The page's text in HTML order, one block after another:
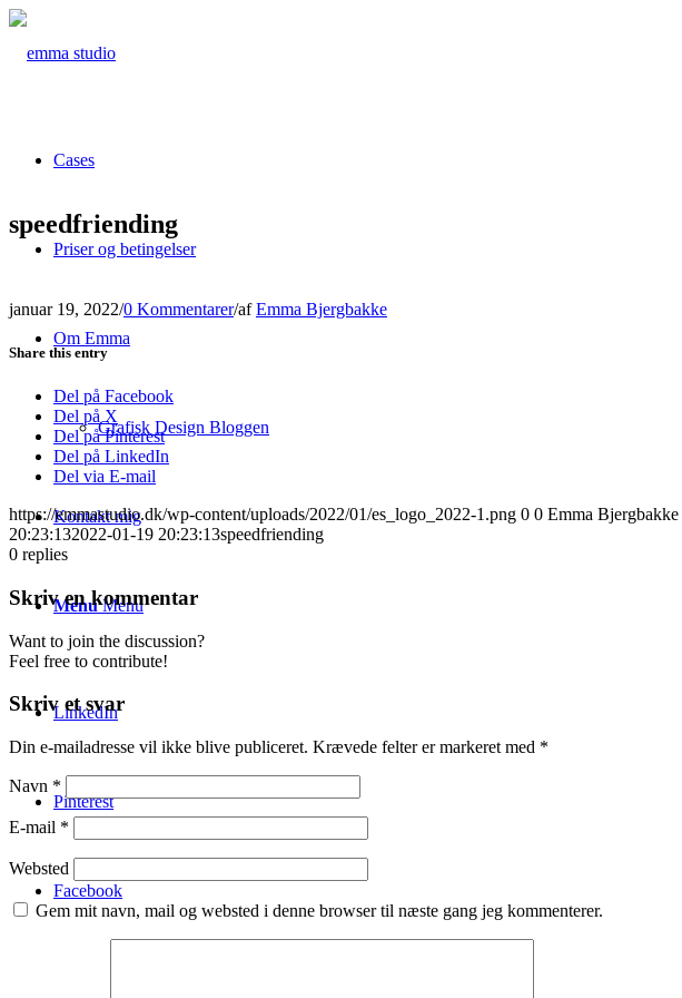
Cases
Priser og betingelser
Om Emma
Grafisk Design Bloggen
Kontakt mig
Menu Menu
LinkedIn
Pinterest
Facebook
speedfriending
januar 19, 2022/0 Kommentarer/afEmma Bjergbakke
Share this entry
Del på Facebook
Del på X
Del på Pinterest
Del på LinkedIn
Del via E-mail
https://emmastudio.dk/wp-content/uploads/2022/01/es_logo_2022-1.png 0 0 Emma Bjergbakke
20:23:132022-01-19 20:23:13speedfriending
0 replies
Skriv en kommentar
Want to join the discussion?
Feel free to contribute!
Skriv et svar
Din e-mailadresse vil ikke blive publiceret. Krævede felter er markeret med *
Navn *
E-mail *
Websted
Gem mit navn, mail og websted i denne browser til næste gang jeg kommenterer.